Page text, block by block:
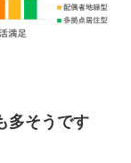
多そうです